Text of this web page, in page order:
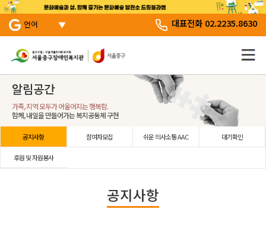
본문 바로 가기
서브 메뉴 바로가기
주 메뉴 바로 가기
언어 대표전화 02.2235.8630
알림공간
가족, 지역 모두가 어울어지는 행복함.
함께, 내일을 만들어가는 복지공동체 구현
공지사항 참여자모집 쉬운 의사소통 AAC 대기확인
후원 및 자원봉사
공지사항